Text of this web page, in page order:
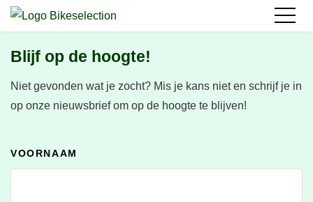
Blijf op de hoogte!
Niet gevonden wat je zocht? Mis je kans niet en schrijf je in
op onze nieuwsbrief om op de hoogte te blijven!
VOORNAAM